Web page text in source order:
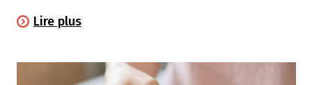
correctement, vous favorisez une guérison
risque d’apparition de bactéries résistantes.
Lire plus